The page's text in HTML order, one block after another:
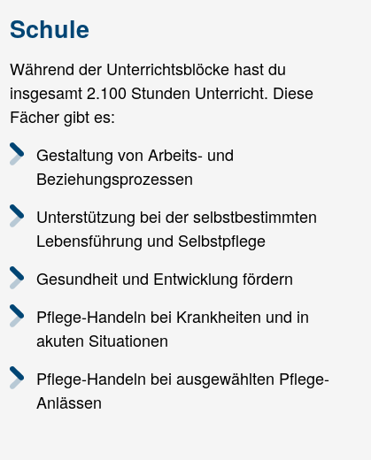
Schule
Während der Unterrichtsblöcke hast du
insgesamt 2.100 Stunden Unterricht. Diese
Fächer gibt es:
Gestaltung von Arbeits- und
Beziehungsprozessen
Unterstützung bei der selbstbestimmten
Lebensführung und Selbstpflege
Gesundheit und Entwicklung fördern
Pflege-Handeln bei Krankheiten und in
akuten Situationen
Pflege-Handeln bei ausgewählten Pflege-
Anlässen